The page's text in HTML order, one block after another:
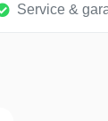
Service &